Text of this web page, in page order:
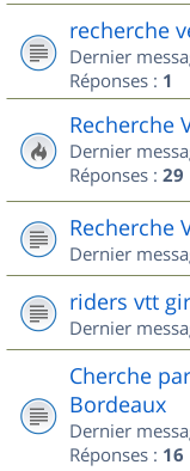
recherche
Dernier
Réponses : 1
Recherche
Dernier
Réponses : 29
Recherche
Dernier
riders vtt
Dernier
Cherche
Bordeaux
Dernier
Réponses : 16